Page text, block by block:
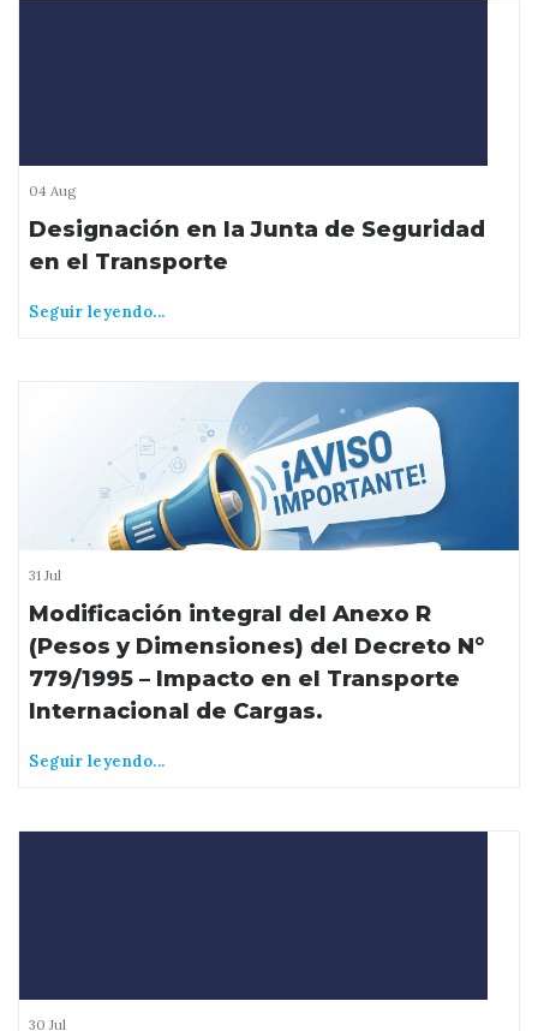
04 Aug
Designación en la Junta de Seguridad
en el Transporte
Seguir leyendo...
31 Jul
Modificación integral del Anexo R
(Pesos y Dimensiones) del Decreto N°
779/1995 – Impacto en el Transporte
Internacional de Cargas.
Seguir leyendo...
30 Jul